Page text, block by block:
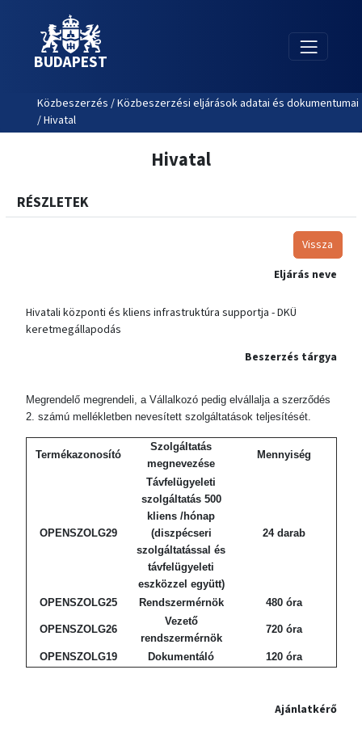
BUDAPEST
Közbeszerzés / Közbeszerzési eljárások adatai és dokumentumai
/ Hivatal
Hivatal
RÉSZLETEK
Vissza
Eljárás neve
Hivatali központi és kliens infrastruktúra supportja - DKÜ
keretmegállapodás
Beszerzés tárgya
Megrendelő megrendeli, a Vállalkozó pedig elvállalja a szerződés
2. számú mellékletben nevesített szolgáltatások teljesítését.
Termékazonosító
Szolgáltatás
megnevezése
Mennyiség
OPENSZOLG29
Távfelügyeleti
szolgáltatás 500
kliens /hónap
(diszpécseri
szolgáltatással és
távfelügyeleti
eszközzel együtt)
24 darab
OPENSZOLG25 Rendszermérnök 480 óra
OPENSZOLG26
Vezető
rendszermérnök
720 óra
OPENSZOLG19 Dokumentáló 120 óra
Ajánlatkérő